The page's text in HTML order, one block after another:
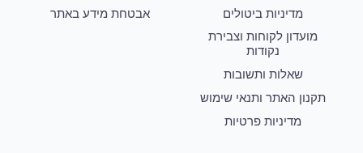
מדיניות ביטולים
מועדון לקוחות וצבירת
נקודות
שאלות ותשובות
תקנון האתר ותנאי שימוש
מדיניות פרטיות
אבטחת מידע באתר